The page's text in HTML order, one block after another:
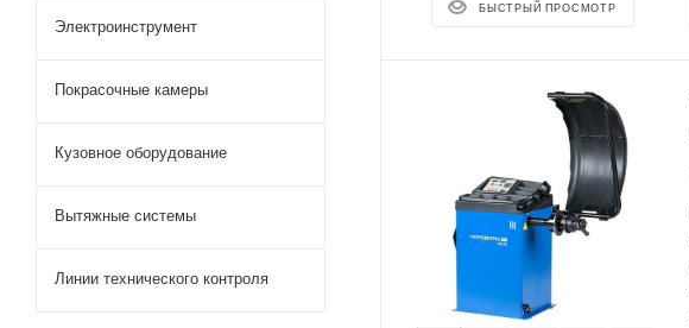
БЫСТРЫЙ ПРОСМОТР
Электроинструмент
Покрасочные камеры
Кузовное оборудование
Вытяжные системы
Линии технического контроля